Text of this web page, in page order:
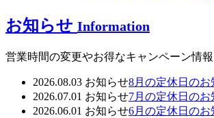
お知らせ Information
営業時間の変更やお得なキャンペーン情報
2026.08.03 お知らせ8月の定休日のお
2026.07.01 お知らせ7月の定休日のお
2026.06.01 お知らせ6月の定休日のお